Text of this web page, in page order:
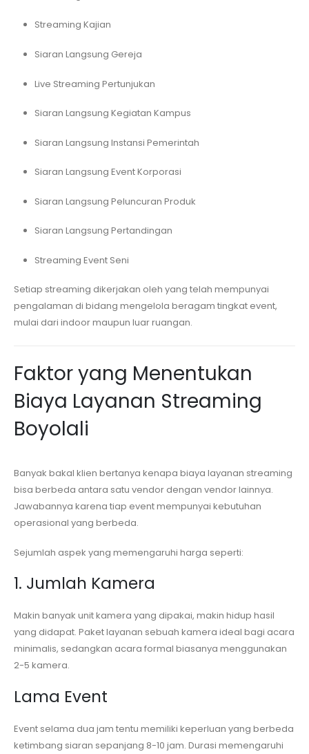
Streaming Kajian
Siaran Langsung Gereja
Live Streaming Pertunjukan
Siaran Langsung Kegiatan Kampus
Siaran Langsung Instansi Pemerintah
Siaran Langsung Event Korporasi
Siaran Langsung Peluncuran Produk
Siaran Langsung Pertandingan
Streaming Event Seni
Setiap streaming dikerjakan oleh yang telah mempunyai
pengalaman di bidang mengelola beragam tingkat event,
mulai dari indoor maupun luar ruangan.
Faktor yang Menentukan
Biaya Layanan Streaming
Boyolali
Banyak bakal klien bertanya kenapa biaya layanan streaming
bisa berbeda antara satu vendor dengan vendor lainnya.
Jawabannya karena tiap event mempunyai kebutuhan
operasional yang berbeda.
Sejumlah aspek yang memengaruhi harga seperti:
1. Jumlah Kamera
Makin banyak unit kamera yang dipakai, makin hidup hasil
yang didapat. Paket layanan sebuah kamera ideal bagi acara
minimalis, sedangkan acara formal biasanya menggunakan
2-5 kamera.
Lama Event
Event selama dua jam tentu memiliki keperluan yang berbeda
ketimbang siaran sepanjang 8-10 jam. Durasi memengaruhi